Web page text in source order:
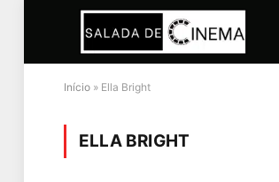
Início » Ella Bright
ELLA BRIGHT